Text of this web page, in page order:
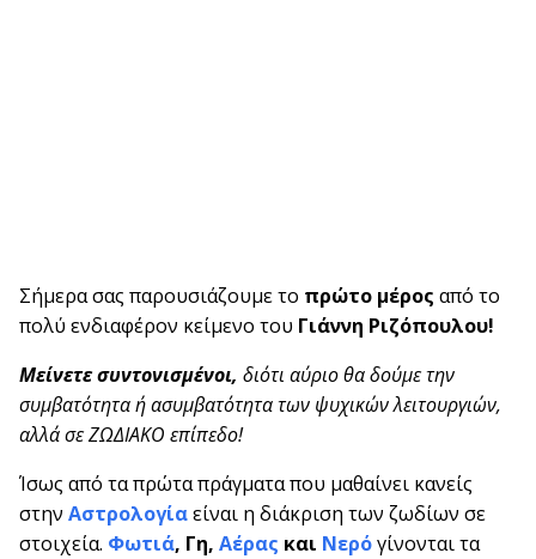
Σήμερα σας παρουσιάζουμε το πρώτο μέρος από το
πολύ ενδιαφέρον κείμενο του Γιάννη Ριζόπουλου!
Μείνετε συντονισμένοι, διότι αύριο θα δούμε την
συμβατότητα ή ασυμβατότητα των ψυχικών λειτουργιών,
αλλά σε ΖΩΔΙΑΚΟ επίπεδο!
Ίσως από τα πρώτα πράγματα που μαθαίνει κανείς
στην Αστρολογίαείναι η διάκριση των ζωδίων σε
στοιχεία. Φωτιά, Γη, Αέρας και Νερόγίνονται τα